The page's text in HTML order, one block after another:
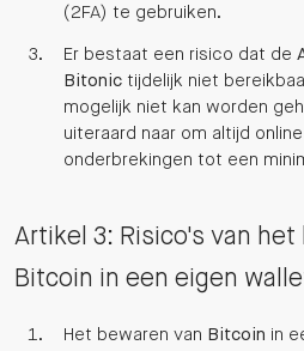
(2FA) te gebruiken.
Er bestaat een risico dat de
Bitonictijdelijk niet
mogelijk niet kan worden
uiteraard naar om altijd
onderbrekingen tot een
Artikel 3: Risico's van het
Bitcoin in een eigen
Het bewaren van Bitcoin in